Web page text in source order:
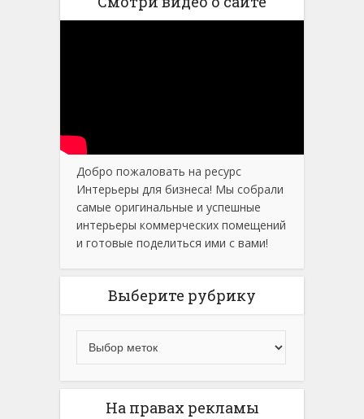
Добро пожаловать на ресурс
Интерьеры для бизнеса! Мы собрали
самые оригинальные и успешные
интерьеры коммерческих помещений
и готовые поделиться ими с вами!
Выберите рубрику
На правах рекламы